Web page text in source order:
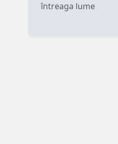
întreaga lume